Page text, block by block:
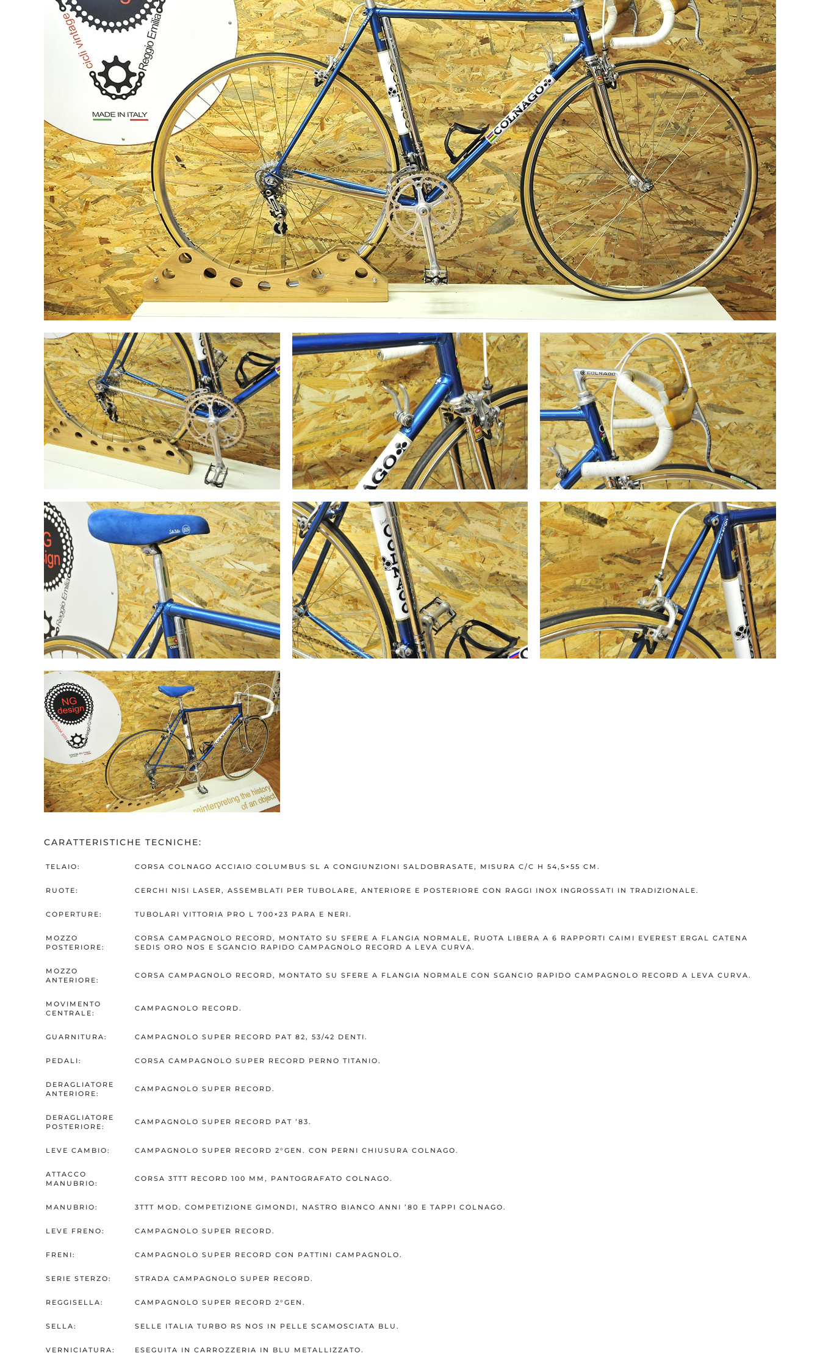
CARATTERISTICHE TECNICHE:
TELAIO: CORSA COLNAGO ACCIAIO COLUMBUS SL A CONGIUNZIONI SALDOBRASATE, MISURA C/C H 54,5×55 CM.
RUOTE: CERCHI NISI LASER, ASSEMBLATI PER TUBOLARE, ANTERIORE E POSTERIORE CON RAGGI INOX INGROSSATI IN TRADIZIONALE.
COPERTURE: TUBOLARI VITTORIA PRO L 700×23 PARA E NERI.
MOZZO
POSTERIORE:
CORSA CAMPAGNOLO RECORD, MONTATO SU SFERE A FLANGIA NORMALE, RUOTA LIBERA A 6 RAPPORTI CAIMI EVEREST ERGAL CATENA
SEDIS ORO NOS E SGANCIO RAPIDO CAMPAGNOLO RECORD A LEVA CURVA.
MOZZO
ANTERIORE:
CORSA CAMPAGNOLO RECORD, MONTATO SU SFERE A FLANGIA NORMALE CON SGANCIO RAPIDO CAMPAGNOLO RECORD A LEVA CURVA.
MOVIMENTO
CENTRALE:
CAMPAGNOLO RECORD.
GUARNITURA: CAMPAGNOLO SUPER RECORD PAT 82, 53/42 DENTI.
PEDALI: CORSA CAMPAGNOLO SUPER RECORD PERNO TITANIO.
DERAGLIATORE
ANTERIORE:
CAMPAGNOLO SUPER RECORD.
DERAGLIATORE
POSTERIORE:
CAMPAGNOLO SUPER RECORD PAT ’83.
LEVE CAMBIO: CAMPAGNOLO SUPER RECORD 2°GEN. CON PERNI CHIUSURA COLNAGO.
ATTACCO
MANUBRIO:
CORSA 3TTT RECORD 100 MM, PANTOGRAFATO COLNAGO.
MANUBRIO: 3TTT MOD. COMPETIZIONE GIMONDI, NASTRO BIANCO ANNI ’80 E TAPPI COLNAGO.
LEVE FRENO: CAMPAGNOLO SUPER RECORD.
FRENI: CAMPAGNOLO SUPER RECORD CON PATTINI CAMPAGNOLO.
SERIE STERZO: STRADA CAMPAGNOLO SUPER RECORD.
REGGISELLA: CAMPAGNOLO SUPER RECORD 2°GEN.
SELLA: SELLE ITALIA TURBO RS NOS IN PELLE SCAMOSCIATA BLU.
VERNICIATURA: ESEGUITA IN CARROZZERIA IN BLU METALLIZZATO.